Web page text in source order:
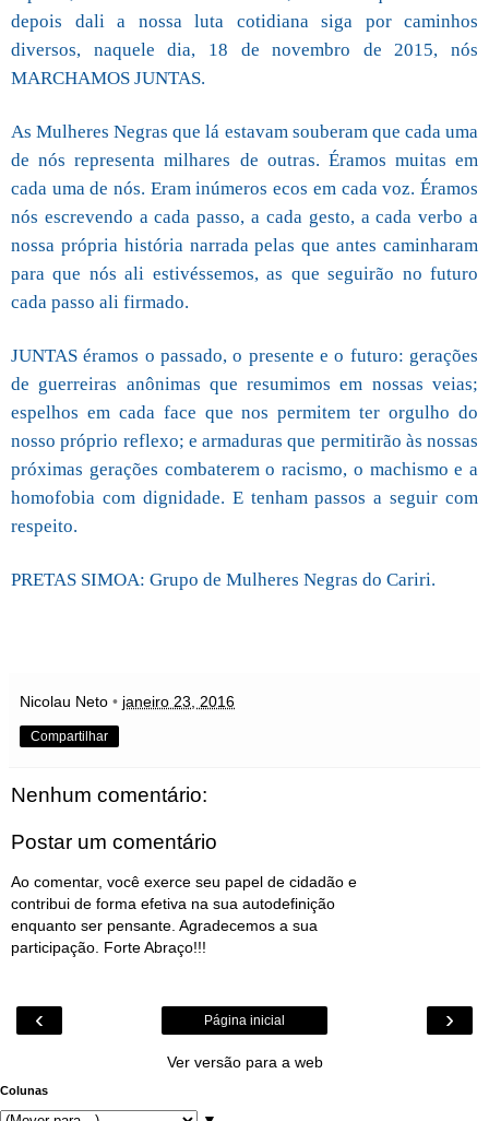
depois dali a nossa luta cotidiana siga por caminhos
diversos, naquele dia, 18 de novembro de 2015, nós
MARCHAMOS JUNTAS.
As Mulheres Negras que lá estavam souberam que cada uma
de nós representa milhares de outras. Éramos muitas em
cada uma de nós. Eram inúmeros ecos em cada voz. Éramos
nós escrevendo a cada passo, a cada gesto, a cada verbo a
nossa própria história narrada pelas que antes caminharam
para que nós ali estivéssemos, as que seguirão no futuro
cada passo ali firmado.
JUNTAS éramos o passado, o presente e o futuro: gerações
de guerreiras anônimas que resumimos em nossas veias;
espelhos em cada face que nos permitem ter orgulho do
nosso próprio reflexo; e armaduras que permitirão às nossas
próximas gerações combaterem o racismo, o machismo e a
homofobia com dignidade. E tenham passos a seguir com
respeito.
PRETAS SIMOA: Grupo de Mulheres Negras do Cariri.
Nicolau Neto • janeiro 23, 2016
Compartilhar
Nenhum comentário:
Postar um comentário
Ao comentar, você exerce seu papel de cidadão e
contribui de forma efetiva na sua autodefinição
enquanto ser pensante. Agradecemos a sua
participação. Forte Abraço!!!
‹ ›
Página inicial
Ver versão para a web
Colunas